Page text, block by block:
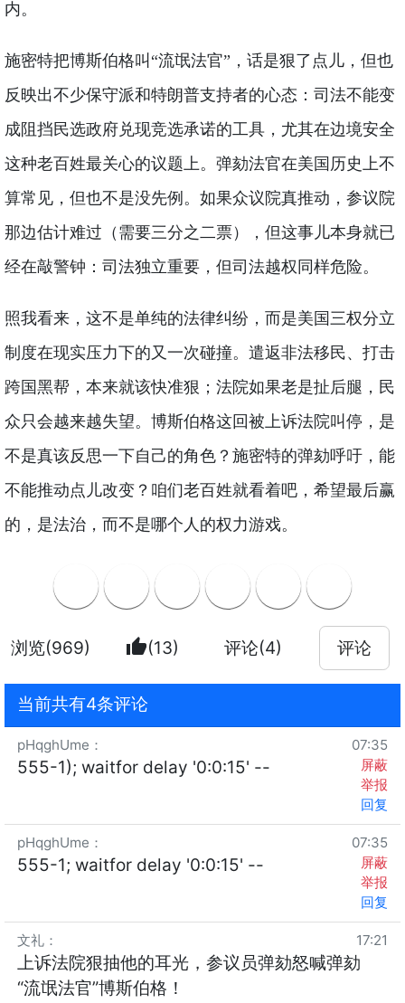
内。
施密特把博斯伯格叫“流氓法官”，话是狠了点儿，但也
反映出不少保守派和特朗普支持者的心态：司法不能变
成阻挡民选政府兑现竞选承诺的工具，尤其在边境安全
这种老百姓最关心的议题上。弹劾法官在美国历史上不
算常见，但也不是没先例。如果众议院真推动，参议院
那边估计难过（需要三分之二票），但这事儿本身就已
经在敲警钟：司法独立重要，但司法越权同样危险。
照我看来，这不是单纯的法律纠纷，而是美国三权分立
制度在现实压力下的又一次碰撞。遣返非法移民、打击
跨国黑帮，本来就该快准狠；法院如果老是扯后腿，民
众只会越来越失望。博斯伯格这回被上诉法院叫停，是
不是真该反思一下自己的角色？施密特的弹劾呼吁，能
不能推动点儿改变？咱们老百姓就看着吧，希望最后赢
的，是法治，而不是哪个人的权力游戏。
浏览(969) thumb_up(13) 评论(4) 评论
当前共有4条评论
pHqghUme ： 07:35
555-1); waitfor delay '0:0:15' --
屏蔽
举报
回复
pHqghUme ： 07:35
555-1; waitfor delay '0:0:15' --
屏蔽
举报
回复
文礼 ： 17:21
上诉法院狠抽他的耳光，参议员弹劾怒喊弹劾
“流氓法官”博斯伯格！